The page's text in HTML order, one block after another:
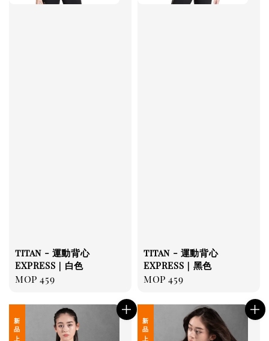
titan - 運動背心
EXPRESS｜白色
Regular
MOP 459
titan - 運動背心
EXPRESS｜黑色
Regular
MOP 459
新 品 上 架 新 品 上 架